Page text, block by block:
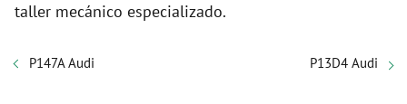
taller mecánico especializado.
P147A Audi P13D4 Audi